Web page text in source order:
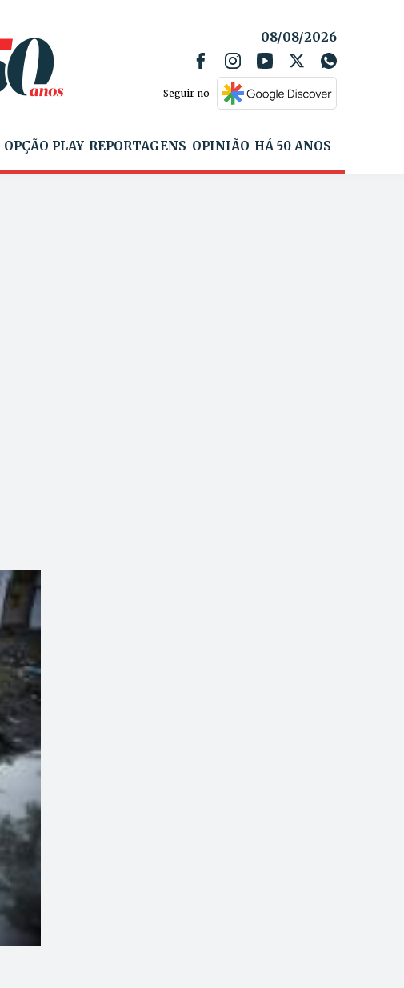
08/08/2026
Seguir no
OPÇÃO PLAY REPORTAGENS OPINIÃO HÁ 50 ANOS